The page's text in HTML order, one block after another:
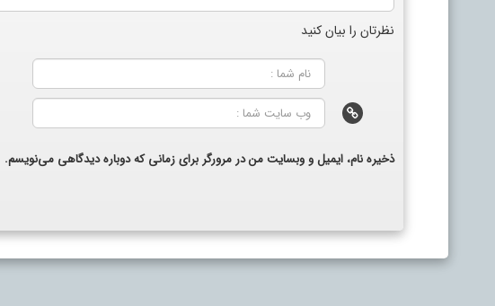
نظرتان را بیان کنید
ذخیره نام، ایمیل و وبسایت من در مرورگر برای زمانی که دوباره دیدگاهی می‌نویسم.